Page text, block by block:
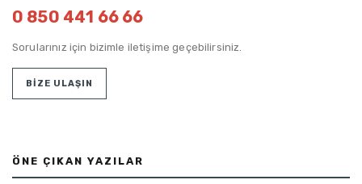
0 850 441 66 66
Sorularınız için bizimle iletişime geçebilirsiniz.
BİZE ULAŞIN
ÖNE ÇIKAN YAZILAR